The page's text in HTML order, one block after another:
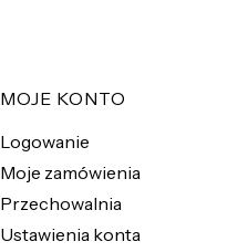
MOJE KONTO
Logowanie
Moje zamówienia
Przechowalnia
Ustawienia konta